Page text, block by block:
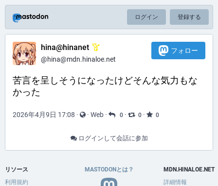
ログイン 登録する
hina@hinanet
@hina@mdn.hinaloe.net
フォロー
苦言を呈しそうになったけどそんな気力もな
かった
2026年4月9日 17:08 · · Web · 0 · 0 · 0
ログインして会話に参加
リソース
利用規約
MASTODONとは？
MDN.HINALOE.NET
詳細情報